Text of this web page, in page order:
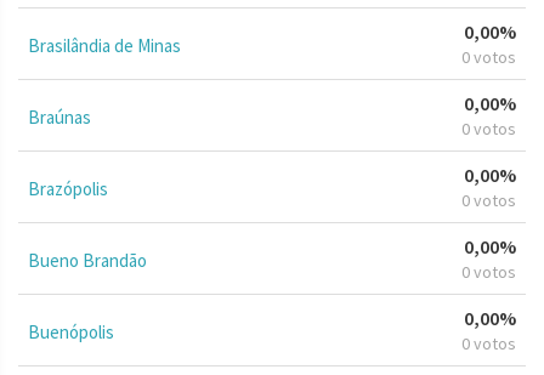
Brasilândia de Minas
0,00%
0 votos
Braúnas
0,00%
0 votos
Brazópolis
0,00%
0 votos
Bueno Brandão
0,00%
0 votos
Buenópolis
0,00%
0 votos